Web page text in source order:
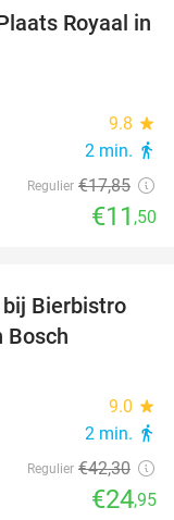
36%
Royaal in
9.8 star
2 min. directions_walk
Regulier €17,85
€11 ,50
41%
Bierbistro
Bosch
9.0 star
2 min. directions_walk
Regulier €42,30
€24,95